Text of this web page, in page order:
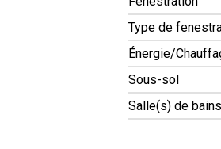
Type de
Énergie/
Sous-sol
Salle(s) de bains